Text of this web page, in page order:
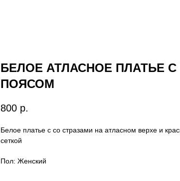
БЕЛОЕ АТЛАСНОЕ ПЛАТЬЕ
ПОЯСОМ
800 р.
Белое платье с со стразами на атласном верхе и
сеткой
Пол: Женский